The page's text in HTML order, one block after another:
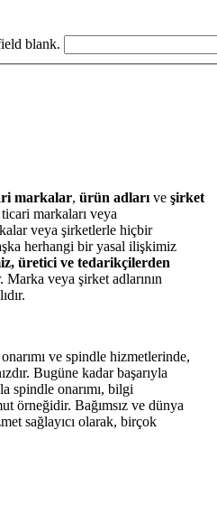
blank.
markalar, ürün adları ve şirket
markaları veya
veya şirketlerle hiçbir
herhangi bir yasal ilişkimiz
üretici ve tedarikçilerden
Marka veya şirket adlarının
ve spindle hizmetlerinde,
Bugüne kadar başarıyla
spindle onarımı, bilgi
örneğidir. Bağımsız ve dünya
sağlayıcı olarak, birçok